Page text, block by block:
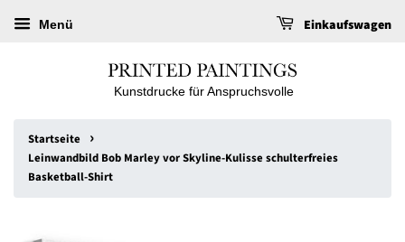
Menü Einkaufswagen
Kunstdrucke für Anspruchsvolle
Startseite ›
Leinwandbild Bob Marley vor Skyline-Kulisse schulterfreies
Basketball-Shirt